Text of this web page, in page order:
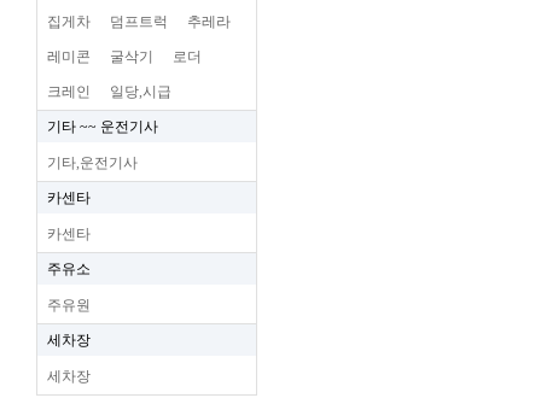
집게차 덤프트럭 추레라
레미콘 굴삭기 로더
크레인 일당,시급
기타 ~~ 운전기사
기타,운전기사
카센타
카센타
주유소
주유원
세차장
세차장